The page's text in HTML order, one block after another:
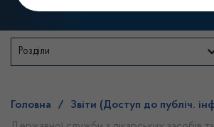
Розділи
Головна / Звіти (Доступ до публіч.